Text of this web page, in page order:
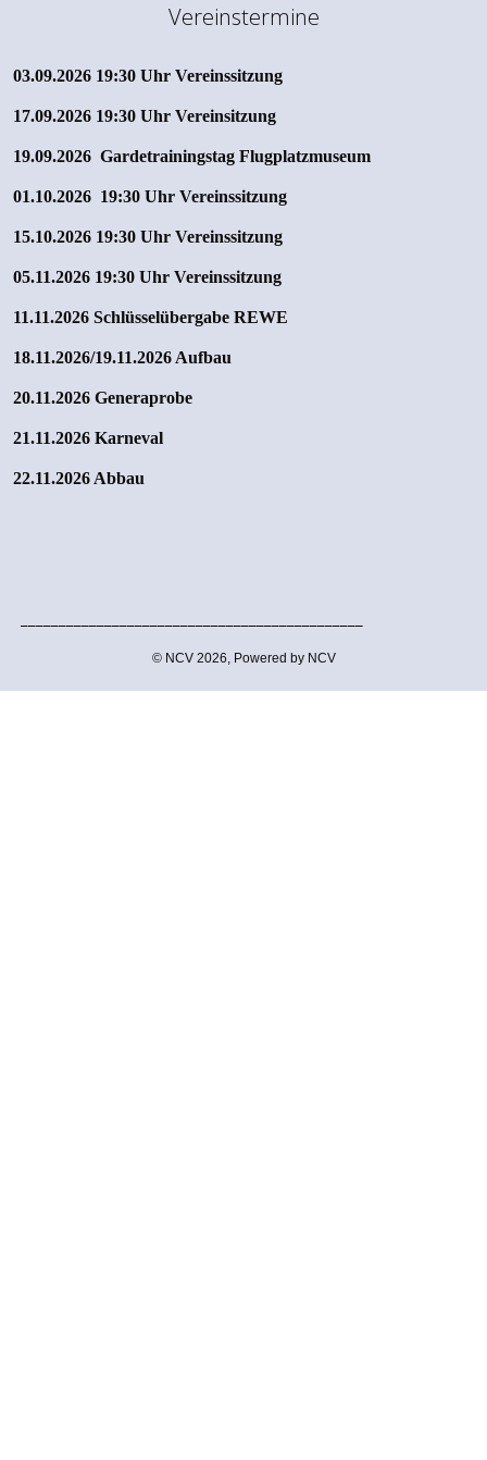
Vereinstermine
03.09.2026 19:30 Uhr Vereinssitzung
17.09.2026 19:30 Uhr Vereinsitzung
19.09.2026 Gardetrainingstag Flugplatzmuseum
01.10.2026 19:30 Uhr Vereinssitzung
15.10.2026 19:30 Uhr Vereinssitzung
05.11.2026 19:30 Uhr Vereinssitzung
11.11.2026 Schlüsselübergabe REWE
18.11.2026/19.11.2026 Aufbau
20.11.2026 Generaprobe
21.11.2026 Karneval
22.11.2026 Abbau
© NCV 2026, Powered by NCV